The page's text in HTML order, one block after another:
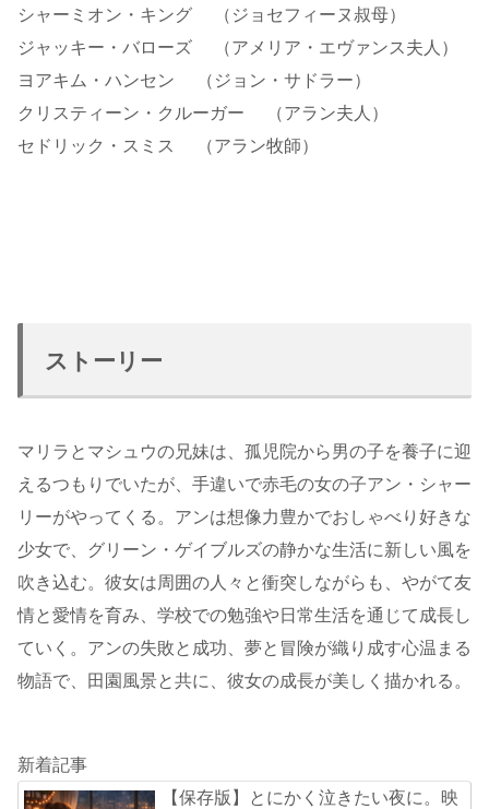
シャーミオン・キング （ジョセフィーヌ叔母）
ジャッキー・バローズ （アメリア・エヴァンス夫人）
ヨアキム・ハンセン （ジョン・サドラー）
クリスティーン・クルーガー （アラン夫人）
セドリック・スミス （アラン牧師）
ストーリー
マリラとマシュウの兄妹は、孤児院から男の子を養子に迎
えるつもりでいたが、手違いで赤毛の女の子アン・シャー
リーがやってくる。アンは想像力豊かでおしゃべり好きな
少女で、グリーン・ゲイブルズの静かな生活に新しい風を
吹き込む。彼女は周囲の人々と衝突しながらも、やがて友
情と愛情を育み、学校での勉強や日常生活を通じて成長し
ていく。アンの失敗と成功、夢と冒険が織り成す心温まる
物語で、田園風景と共に、彼女の成長が美しく描かれる。
新着記事
【保存版】とにかく泣きたい夜に。映